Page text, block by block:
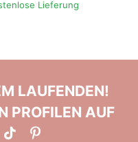
Lieferung
LAUFENDEN!
PROFILEN AUF